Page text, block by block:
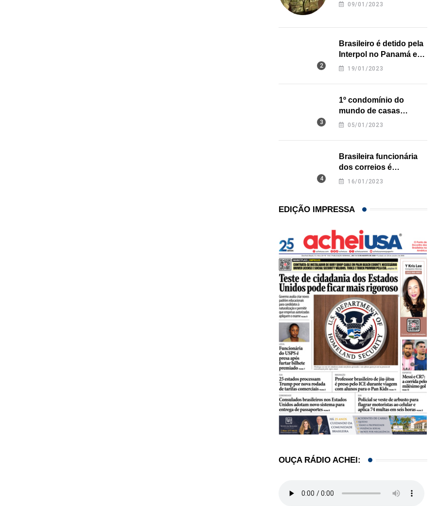
09/01/2023
Brasileiro é detido pela
Interpol no Panamá e
pode pegar prisão
19/01/2023
1º condomínio do
mundo de casas
impressas em 3D é
05/01/2023
Brasileira funcionária
dos correios é
assassinada a facadas
16/01/2023
EDIÇÃO IMPRESSA
OUÇA RÁDIO ACHEI: